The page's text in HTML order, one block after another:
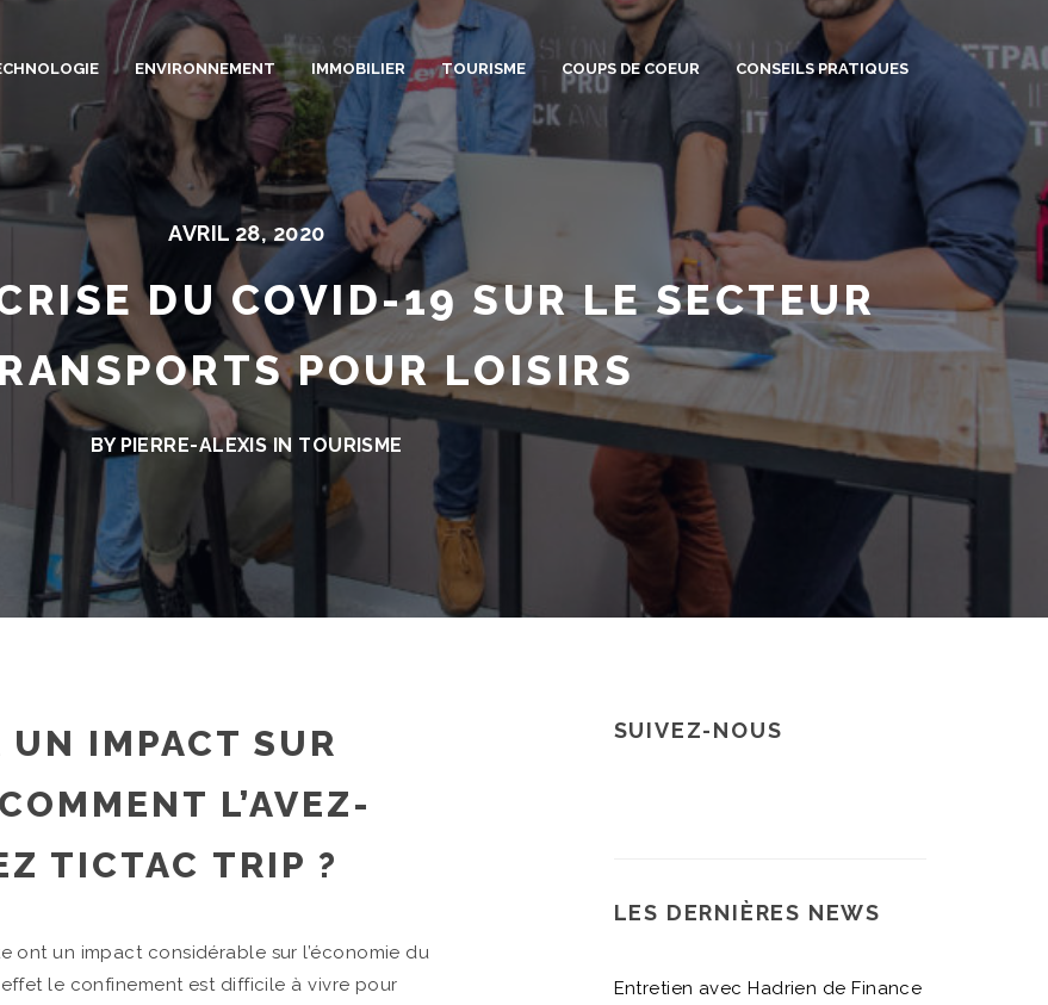
ENVIRONNEMENT IMMOBILIER TOURISME COUPS DE COEUR CONSEILS PRATIQUES
AVRIL 28, 2020
DU COVID-19 SUR LE SECTEUR
POUR LOISIRS
BY PIERRE-ALEXIS IN TOURISME
IMPACT SUR
L’AVEZ-
TICTAC TRIP ?
ont un impact considérable sur l’économie du
le confinement est difficile à vivre pour
SUIVEZ-NOUS
LES DERNIÈRES NEWS
Entretien avec Hadrien de Finance